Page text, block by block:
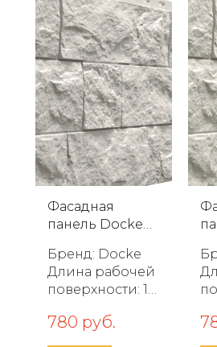
Фасадная
панель Docke
Бренд: Docke
Длина рабочей
поверхности: 10
рабочей
поверхности:
780 руб.